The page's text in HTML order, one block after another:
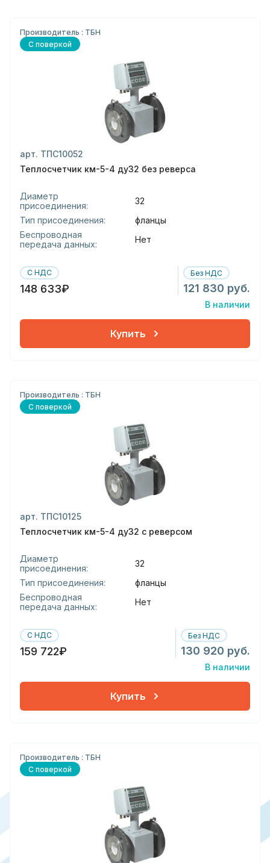
Производитель : ТБН
С поверкой
арт. ТПС10052
Теплосчетчик км-5-4 ду32 без реверса
Диаметр
присоединения:
32
Тип присоединения:
фланцы
Беспроводная
передача данных:
Нет
С НДС
148 633₽
Без НДС
121 830 руб.
В наличии
Купить
Производитель : ТБН
С поверкой
арт. ТПС10125
Теплосчетчик км-5-4 ду32 с реверсом
Диаметр
присоединения:
32
Тип присоединения:
фланцы
Беспроводная
передача данных:
Нет
С НДС
159 722₽
Без НДС
130 920 руб.
В наличии
Купить
Производитель : ТБН
С поверкой